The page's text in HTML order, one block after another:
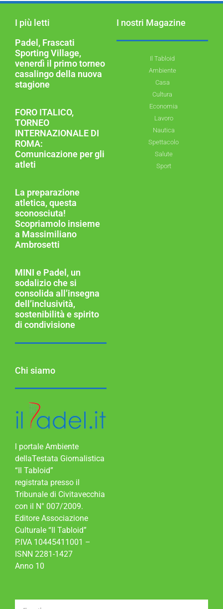
I più letti
Padel, Frascati
Sporting Village,
venerdì il primo torneo
casalingo della nuova
stagione
FORO ITALICO,
TORNEO
INTERNAZIONALE DI
ROMA:
Comunicazione per gli
atleti
La preparazione
atletica, questa
sconosciuta!
Scopriamolo insieme
a Massimiliano
Ambrosetti
MINI e Padel, un
sodalizio che si
consolida all’insegna
dell’inclusività,
sostenibilità e spirito
di condivisione
I nostri Magazine
Il Tabloid
Ambiente
Casa
Cultura
Economia
Lavoro
Nautica
Spettacolo
Salute
Sport
Chi siamo
l portale Ambiente
dellaTestata Giornalistica
“Il Tabloid”
registrata presso il
Tribunale di Civitavecchia
con il N° 007/2009.
Editore Associazione
Culturale “Il Tabloid”
P.IVA 10445411001 –
ISNN 2281-1427
Anno 10